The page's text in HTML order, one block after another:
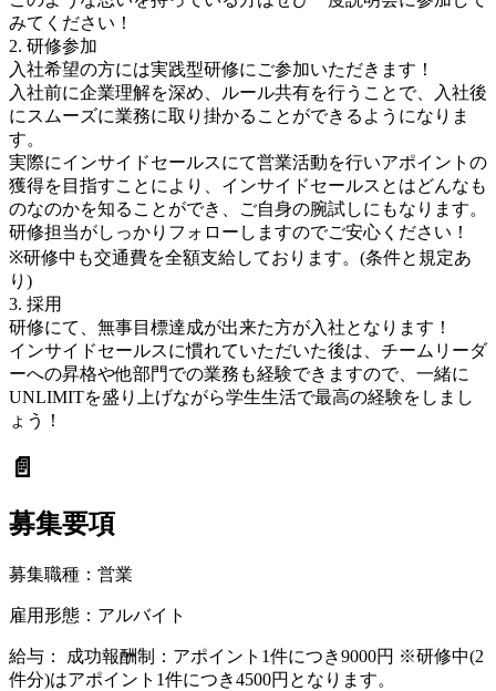
みてください！
2. 研修参加
入社希望の方には実践型研修にご参加いただきます！
入社前に企業理解を深め、ルール共有を行うことで、入社後
にスムーズに業務に取り掛かることができるようになりま
す。
実際にインサイドセールスにて営業活動を行いアポイントの
獲得を目指すことにより、インサイドセールスとはどんなも
のなのかを知ることができ、ご自身の腕試しにもなります。
研修担当がしっかりフォローしますのでご安心ください！
※研修中も交通費を全額支給しております。(条件と規定あ
り)
3. 採用
研修にて、無事目標達成が出来た方が入社となります！
インサイドセールスに慣れていただいた後は、チームリーダ
ーへの昇格や他部門での業務も経験できますので、一緒に
UNLIMITを盛り上げながら学生生活で最高の経験をしまし
ょう！
📄
募集要項
募集職種： 営業
雇用形態： アルバイト
給与：
成功報酬制：アポイント1件につき9000円 ※研修中(2
件分)はアポイント1件につき4500円となります。